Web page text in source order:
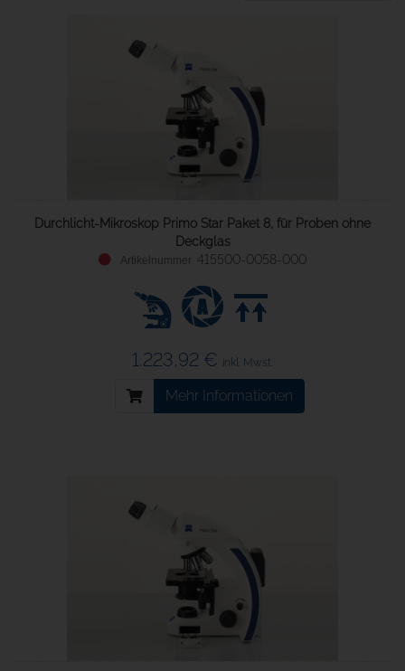
Durchlicht-Mikroskop Primo Star Paket 8, für Proben ohne
Deckglas
415500-0058-000
1.223,92 € inkl. Mwst.
Mehr Informationen